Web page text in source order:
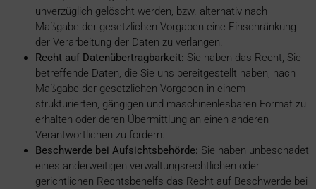
unverzüglich gelöscht werden, bzw. alternativ nach
Maßgabe der gesetzlichen Vorgaben eine Einschränkung
der Verarbeitung der Daten zu verlangen.
Recht auf Datenübertragbarkeit: Sie haben das Recht, Sie
betreffende Daten, die Sie uns bereitgestellt haben, nach
Maßgabe der gesetzlichen Vorgaben in einem
strukturierten, gängigen und maschinenlesbaren Format zu
erhalten oder deren Übermittlung an einen anderen
Verantwortlichen zu fordern.
Beschwerde bei Aufsichtsbehörde: Sie haben unbeschadet
eines anderweitigen verwaltungsrechtlichen oder
gerichtlichen Rechtsbehelfs das Recht auf Beschwerde bei